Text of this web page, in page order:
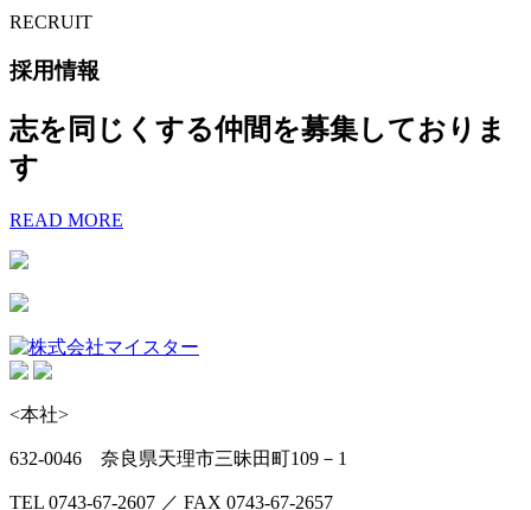
RECRUIT
採用情報
志を同じくする仲間を募集しておりま
す
READ MORE
<本社>
632-0046 奈良県天理市三昧田町109－1
TEL 0743-67-2607 ／ FAX 0743-67-2657